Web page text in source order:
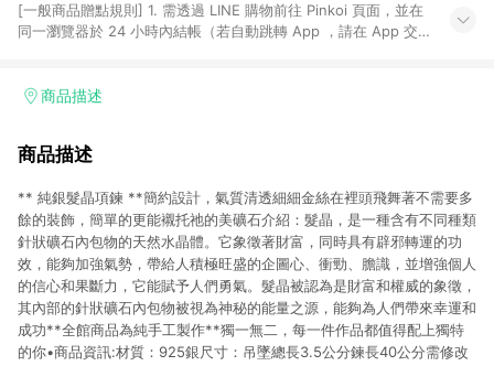
[一般商品贈點規則] 1. 需透過 LINE 購物前往 Pinkoi 頁面，並在
同一瀏覽器於 24 小時內結帳（若自動跳轉 App ，請在 App 交
回饋訂單不得享有 Pinkoi 站方優惠，例如首購優惠，P coins，
行為，不具贈點資格，部分退款不在此限。 6. APP 請更新至
貨後 45 天後發送。 8. 群眾募資商品，禮物卡，開館保證金，補
運費，攤位費等不具贈點資格。 9. LINE 購物站上之商品規格、
顏色、價位、贈品如與 Pinkoi 商品資訊頁及購物車不符，以
Pinkoi 購物商品資訊頁及購物車標示為準。 10. 點數紅包使用規
則請以點數紅包活動說明為準。 11. 若於 LINE 購物前往 Pinkoi
頁面後才首次下載 Pinkoi APP 並完成訂單，不符合導購資格；承
上，首次下載 Pinkoi APP 後，需透過 LINE 購物前往 Pinkoi 頁
面，方享導購資格。
商品描述
商品描述
** 純銀髮晶項鍊 **簡約設計，氣質清透細細金絲在裡頭飛舞著不需要多
餘的裝飾，簡單的更能襯托祂的美礦石介紹：髮晶，是一種含有不同種類
針狀礦石內包物的天然水晶體。它象徵著財富，同時具有辟邪轉運的功
效，能夠加強氣勢，帶給人積極旺盛的企圖心、衝勁、膽識，並增強個人
的信心和果斷力，它能賦予人們勇氣。髮晶被認為是財富和權威的象徵，
其內部的針狀礦石內包物被視為神秘的能量之源，能夠為人們帶來幸運和
成功**全館商品為純手工製作**獨一無二，每一件作品都值得配上獨特
的你•商品資訊:材質：925銀尺寸：吊墜總長3.5公分鍊長40公分需修改